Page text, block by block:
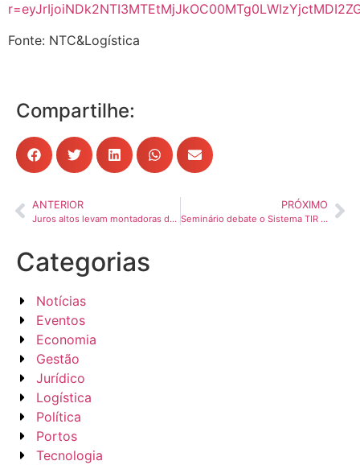
Fonte: NTC&Logística
Compartilhe:
ANTERIOR
Juros altos levam montadoras de caminhões a rever estoques e destravar capital de giro
PRÓXIMO
Seminário debate o Sistema TIR como motor de integração e competitividade no Corredor Bioceânico, com apoio da NTC&Logística
Categorias
Notícias
Eventos
Economia
Gestão
Jurídico
Logística
Política
Portos
Tecnologia